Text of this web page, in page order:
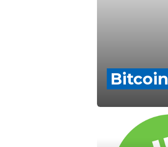
Bitcoin